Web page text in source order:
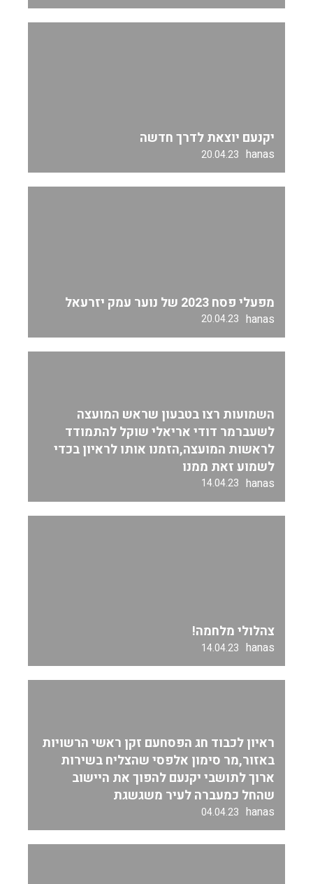
יקנעם יוצאת לדרך חדשה
hanas
20.04.23
מפעלי פסח 2023 של נוער עמק יזרעאל
hanas
20.04.23
השמועות רצו בטבעון שראש המועצה
לשעברמר דודי אריאלי שוקל להתמודד
לראשות המועצה,הזמנו אותו לראיון בכדי
לשמוע זאת ממנו
hanas
14.04.23
צהלולי מלחמה!
hanas
14.04.23
ראיון לכבוד חג הפסחעם זקן ראשי הרשויות
באזור,מר סימון אלפסי שהצליח בשירות
ארוך לתושבי יקנעם להפוך את היישוב
שהחל כמעברה לעיר משגשגת
hanas
04.04.23